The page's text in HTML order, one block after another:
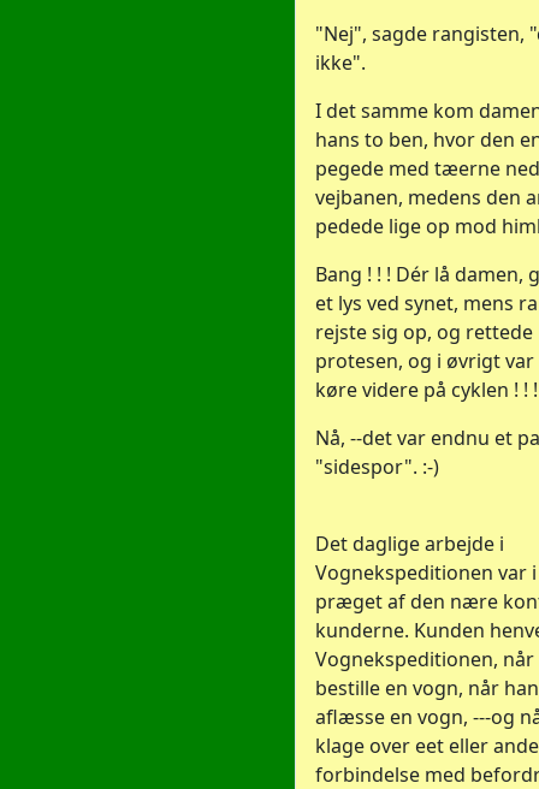
"Nej", sagde rangisten,
ikke".
I det samme kom
hans to ben, hvor den
pegede med tæerne
vejbanen, medens den
pedede lige op mod
Bang ! ! ! Dér lå damen,
et lys ved synet, mens
rejste sig op, og rettede
protesen, og i øvrigt
køre videre på cyklen ! ! !
Nå, --det var endnu et
"sidespor". :-)
Det daglige arbejde i
Vognekspeditionen var
præget af den nære
kunderne. Kunden
Vognekspeditionen,
bestille en vogn, når
aflæsse en vogn, ---og
klage over eet eller
forbindelse med